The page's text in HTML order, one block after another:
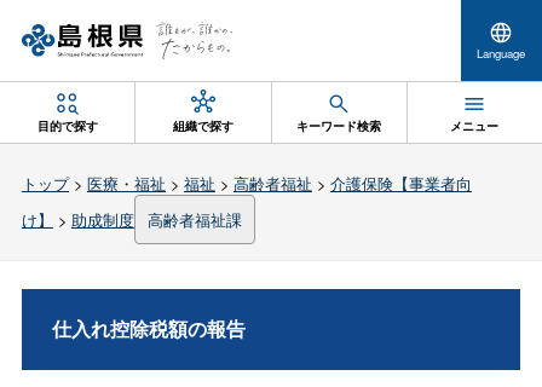
Language
目的で探す 組織で探す キーワード検索 メニュー
トップ> 医療・福祉 > 福祉 > 高齢者福祉 > 介護保険【事業者向
け】
> 助成制度 高齢者福祉課
仕入れ控除税額の報告